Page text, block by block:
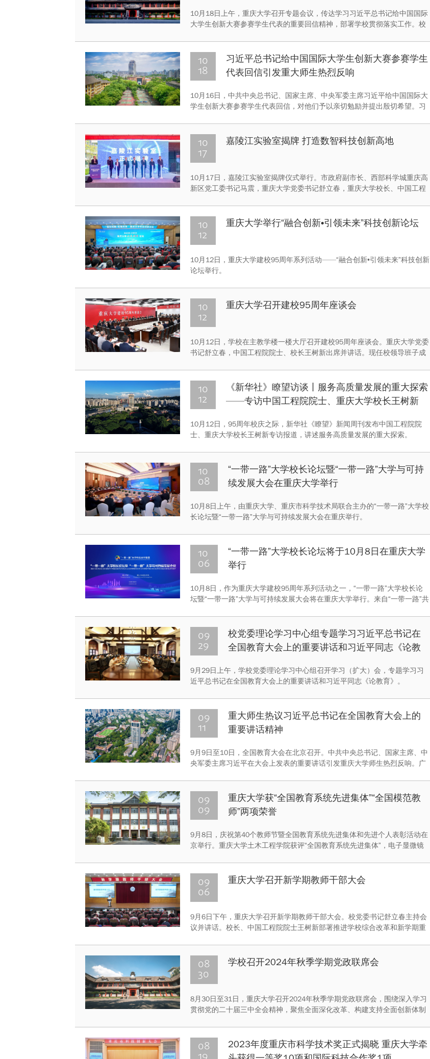
10月18日上午，重庆大学召开专题会议，传达学习习近平总书记给中国国际
大学生创新大赛参赛学生代表的重要回信精神，部署学校贯彻落实工作。校
10
18
习近平总书记给中国国际大学生创新大赛参赛学生
代表回信引发重大师生热烈反响
10月16日，中共中央总书记、国家主席、中央军委主席习近平给中国国际大
学生创新大赛参赛学生代表回信，对他们予以亲切勉励并提出殷切希望。习
10
17
嘉陵江实验室揭牌 打造数智科技创新高地
10月17日，嘉陵江实验室揭牌仪式举行。市政府副市长、西部科学城重庆高
新区党工委书记马震，重庆大学党委书记舒立春，重庆大学校长、中国工程
首席科学家马晋毅共同为实验室揭牌。
10
12
重庆大学举行“融合创新•引领未来”科技创新论坛
10月12日，重庆大学建校95周年系列活动——“融合创新•引领未来”科技创新
论坛举行。
10
12
重庆大学召开建校95周年座谈会
10月12日，学校在主教学楼一楼大厅召开建校95周年座谈会。重庆大学党委
书记舒立春，中国工程院院士、校长王树新出席并讲话。现任校领导班子成
10
12
《新华社》瞭望访谈丨服务高质量发展的重大探索
——专访中国工程院院士、重庆大学校长王树新
10月12日，95周年校庆之际，新华社《瞭望》新闻周刊发布中国工程院院
士、重庆大学校长王树新专访报道，讲述服务高质量发展的重大探索。
10
08
“一带一路”大学校长论坛暨“一带一路”大学与可持
续发展大会在重庆大学举行
10月8日上午，由重庆大学、重庆市科学技术局联合主办的“一带一路”大学校
长论坛暨“一带一路”大学与可持续发展大会在重庆举行。
10
06
“一带一路”大学校长论坛将于10月8日在重庆大学
举行
10月8日，作为重庆大学建校95周年系列活动之一，“一带一路”大学校长论
坛暨“一带一路”大学与可持续发展大会将在重庆大学举行。来自“一带一路”共
09
29
校党委理论学习中心组专题学习习近平总书记在
全国教育大会上的重要讲话和习近平同志《论教
9月29日上午，学校党委理论学习中心组召开学习（扩大）会，专题学习习
近平总书记在全国教育大会上的重要讲话和习近平同志《论教育》。
09
11
重大师生热议习近平总书记在全国教育大会上的
重要讲话精神
9月9日至10日，全国教育大会在北京召开。中共中央总书记、国家主席、中
央军委主席习近平在大会上发表的重要讲话引发重庆大学师生热烈反响。广
国建设崭新篇章。
09
09
重庆大学获“全国教育系统先进集体”“全国模范教
师”两项荣誉
9月8日，庆祝第40个教师节暨全国教育系统先进集体和先进个人表彰活动在
京举行。重庆大学土木工程学院获评“全国教育系统先进集体”，电子显微镜
09
06
重庆大学召开新学期教师干部大会
9月6日下午，重庆大学召开新学期教师干部大会。校党委书记舒立春主持会
议并讲话。校长、中国工程院院士王树新部署推进学校综合改革和新学期重
08
30
学校召开2024年秋季学期党政联席会
8月30日至31日，重庆大学召开2024年秋季学期党政联席会，围绕深入学习
贯彻党的二十届三中全会精神，聚焦全面深化改革、构建支持全面创新体制
务。08
2023年度重庆市科学技术奖正式揭晓 重庆大学牵